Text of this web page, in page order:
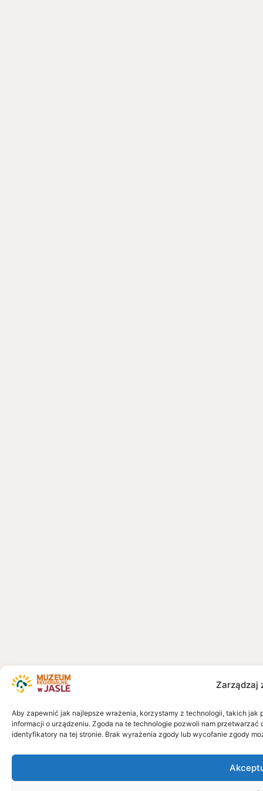
Zarządzaj
Aby zapewnić jak najlepsze wrażenia, korzystamy z technologii, takich
informacji o urządzeniu. Zgoda na te technologie pozwoli nam
identyfikatory na tej stronie. Brak wyrażenia zgody lub wycofanie zgody